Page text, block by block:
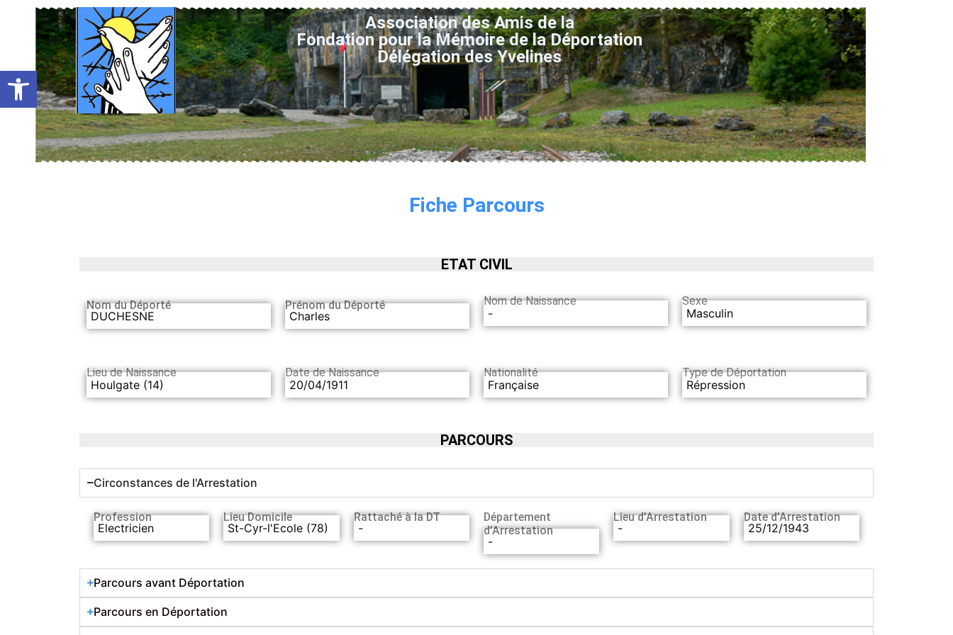
Ouvrir la barre d’outils
Association des Amis de la
Fondation pour la Mémoire de la Déportation
Délégation des Yvelines
Fiche Parcours
ETAT CIVIL
Nom du Déporté
DUCHESNE
Prénom du Déporté
Charles
Nom de Naissance
-
Sexe
Masculin
Lieu de Naissance
Houlgate (14)
Date de Naissance
20/04/1911
Nationalité
Française
Type de Déportation
Répression
PARCOURS
Circonstances de l'Arrestation
Profession
Electricien
Lieu Domicile
St-Cyr-l'Ecole (78)
Rattaché à la DT
-
Département
d’Arrestation
-
Lieu d’Arrestation
-
Date d’Arrestation
25/12/1943
Parcours avant Déportation
Parcours en Déportation